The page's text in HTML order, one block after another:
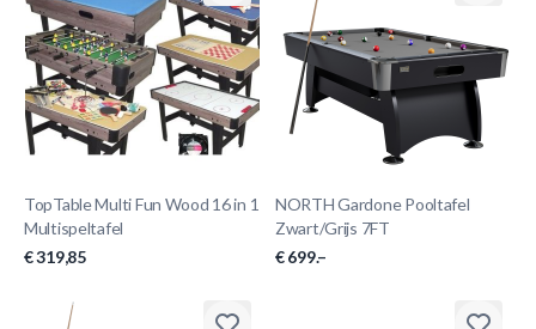
TopTable Multi Fun Wood 16 in 1
Multispeltafel
€ 319,85
NORTH Gardone Pooltafel
Zwart/Grijs 7FT
€ 699.–